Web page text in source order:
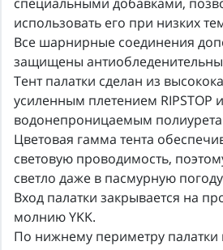
использовать его при низких
Все шарнирные соединения
защищены
Тент палатки сделан из
усиленным плетением RIPSTOP и
водонепроницаемым
Цветовая гамма тента
световую проводимость,
светло даже в пасмурную
Вход палатки закрывается на
молнию YKK.
По нижнему периметру